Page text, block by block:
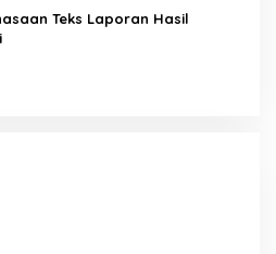
Teks Laporan Hasil